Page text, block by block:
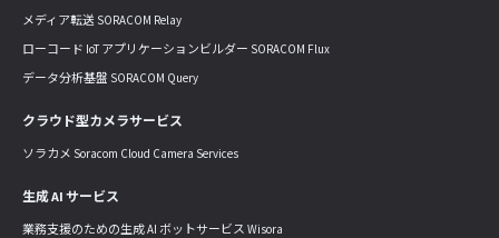
メディア転送 SORACOM Relay
ローコード IoT アプリケーションビルダー SORACOM Flux
データ分析基盤 SORACOM Query
クラウド型カメラサービス
ソラカメ Soracom Cloud Camera Services
生成 AI サービス
業務支援のための生成 AI ボットサービス Wisora